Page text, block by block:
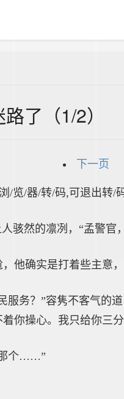
了（1/2）
下一页
/览/器/转/码,可退出转/
骇然的凛冽，“孟警官
他确实是打着些主意
务？”容隽不客气的
你操心。我只给你三
个……”